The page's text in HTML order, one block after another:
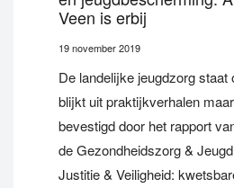
Veen is erbij
19 november 2019
De landelijke jeugdzorg staat
blijkt uit praktijkverhalen
bevestigd door het rapport
de Gezondheidszorg &
Justitie & Veiligheid: